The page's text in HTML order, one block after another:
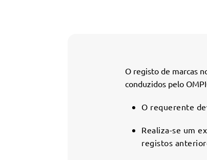
O registo de marcas
conduzidos pelo
O requerente
Realiza-se um
registos